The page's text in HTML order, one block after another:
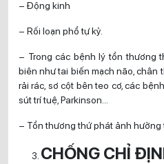
– Động kinh
– Rối loạn phổ tự kỷ.
– Trong các bệnh lý tổn thương
biên như tai biến mạch não, chân
rải rác, sơ cột bên teo cơ, các
sút trí tuệ, Parkinson…
– Tổn thương thứ phát ảnh hưởng
CHỐNG CHỈ